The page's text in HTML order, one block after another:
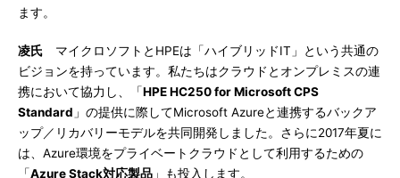
ます。
凌氏 マイクロソフトとHPEは「ハイブリッドIT」という共通の
ビジョンを持っています。私たちはクラウドとオンプレミスの連
携において協力し、「HPE HC250 for Microsoft CPS
Standard 」の提供に際してMicrosoft Azureと連携するバックア
ップ／リカバリーモデルを共同開発しました。さらに2017年夏に
は、Azure環境をプライベートクラウドとして利用するための
「Azure Stack対応製品 」も投入します。